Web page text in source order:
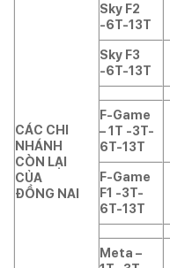
CÁC CHI
NHÁNH
CÒN LẠI
CỦA
ĐỒNG NAI
Sky F2
-6T-13T
Sky F3
-6T-13T
F-Game
– 1T -3T-
6T-13T
F-Game
F1 -3T-
6T-13T
Meta –